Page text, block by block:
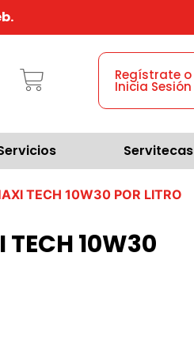
Regístrate o
Inicia Sesión
Servitecas
TECH 10W30 POR LITRO
TECH 10W30